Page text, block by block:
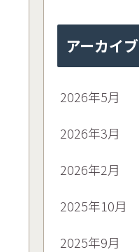
アーカイブ
2026年5月
2026年3月
2026年2月
2025年10月
2025年9月